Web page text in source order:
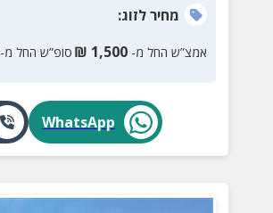
מחירלזוג:
אמצ”ש החל מ- 1,500
₪ סופ”ש החל מ-
WhatsApp